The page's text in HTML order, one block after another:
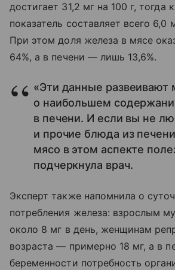
достигает 31,2 мг на 100 г, тогда
показатель составляет всего 6,0
При этом доля железа в мясе
64%, а в печени — лишь 13,6%.
«Эти данные развеивают
о наибольшем
в печени. И если вы не
и прочие блюда из
мясо в этом аспекте
подчеркнула врач.
Эксперт также напомнила о
потребления железа: взрослым
около 8 мг в день, женщинам
возраста — примерно 18 мг, а в
беременности потребность